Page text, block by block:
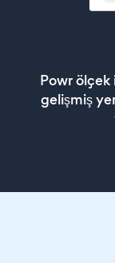
Powr ölçek
gelişmiş